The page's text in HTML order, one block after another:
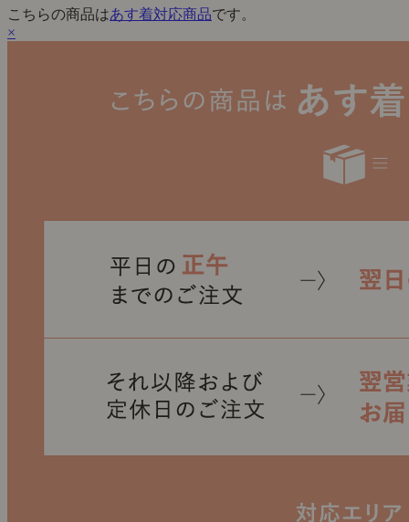
こちらの商品はあす着対応商品です。
×